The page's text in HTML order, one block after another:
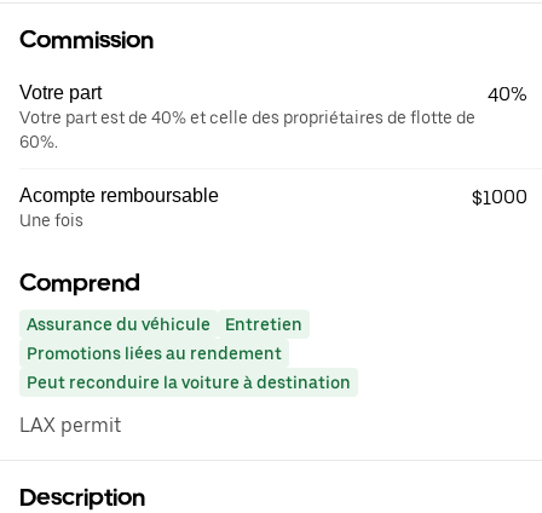
Commission
Votre part
Votre part est de 40% et celle des propriétaires de flotte de
60%.
40%
Acompte remboursable
Une fois
$1000
Comprend
Assurance du véhicule
Entretien
Promotions liées au rendement
Peut reconduire la voiture à destination
LAX permit
Description